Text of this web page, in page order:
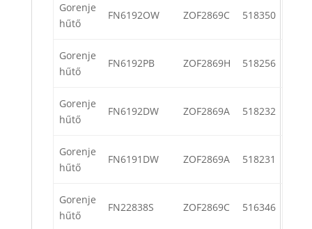
Gorenje
hűtő
FN6192OW ZOF2869C 518350
Gorenje
hűtő
FN6192PB ZOF2869H 518256
Gorenje
hűtő
FN6192DW ZOF2869A 518232
Gorenje
hűtő
FN6191DW ZOF2869A 518231
Gorenje
hűtő
FN22838S ZOF2869C 516346